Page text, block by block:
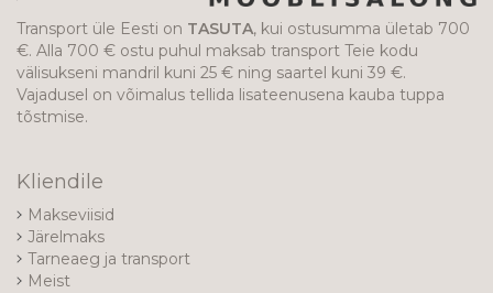
Transport üle Eesti on TASUTA, kui ostusumma ületab 700
€. Alla 700 € ostu puhul maksab transport Teie kodu
välisukseni mandril kuni 25 € ning saartel kuni 39 €.
Vajadusel on võimalus tellida lisateenusena kauba tuppa
tõstmise.
Kliendile
Makseviisid
Järelmaks
Tarneaeg ja transport
Meist